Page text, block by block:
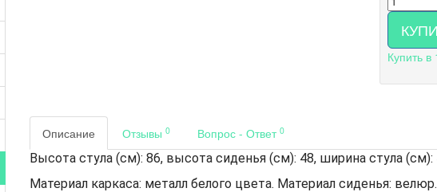
Купить в
Описание Отзывы 0 Вопрос - Ответ 0
Высота стула (см): 86, высота сиденья (см): 48, ширина стула (см):
Материал каркаса: металл белого цвета. Материал сиденья: велюр.